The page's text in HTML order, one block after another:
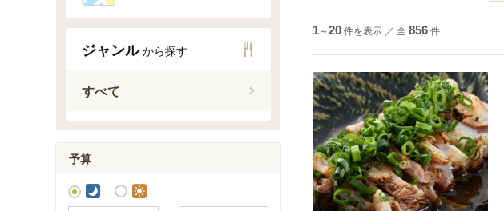
渡辺通駅
西鉄福岡駅（天神）
ジャンルから探す
すべて
予算
1～20件を表示 ／ 全 856件